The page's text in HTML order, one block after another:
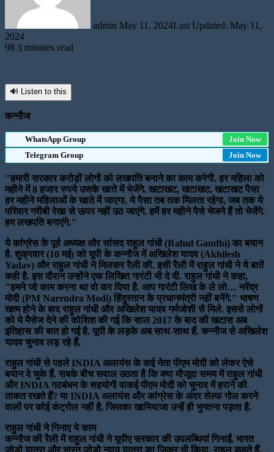
admin May 11, 2024Last Updated: May 11,
2024
98 3 minutes read
🔊 Listen to this
कन्नौज
WhatsApp Group
Join Now
Telegram Group
Join Now
"हमारी सरकार करोड़ों लोगों को लखपति बनाने का काम करेगी. हर महिला को
महीने में 8 हजार रुपये उसके खाते में भेजेंगे. खटाखट, खटाखट, खटाखट पैसा
हर महीने महिलाओं के खाते में जाएगा. ये पैसा तब तक मिलता रहेगा, जब तक ये
परिवार गरीबी रेखा से ऊपर नहीं उठ जाएंगे. हमें हर महीने पैसे भेजने हैं तो भेजेंगे.
हम लखपति बनाएंगे."
ये कांग्रेस के पूर्व अध्यक्ष और सांसद राहुल गांधी (Rahul Gandhi) का बयान
है. शुक्रवार (10 मई) को यूपी के कन्नौज में अखिलेश यादव (Akhilesh
Yadav) और राहुल गांधी ने मिलकर रैली की. इसी रैली में राहुल गांधी ने ये बातें
कही है. इस दौरान उन्होंने एक लिखित गारंटी भी दे दी. राहुल गांधी ने कहा,
"हमने जो काम करना था वो कर दिया है. आप गारंटी लिख के ले लो… नरेंद्र
मोदी (PM Narendra Modi) हिंदुस्तान के प्रधानमंत्री नहीं बनेंगे." भाषण
खत्म होने के बाद राहुल गांधी और अखिलेश यादव गर्मजोशी से मिले. इससे लोगों
को ये मैसेज देने की कोशिश की गई कि साल 2017 के बाद की खटास अब
इतिहास की बात हो गई है. यूपी के लड़के अब साथ-साथ हैं. कन्नौज से अखिलेश
यादव चुनाव लड़ रहे हैं.
राहुल गांधी से पहले INDIA अलायंस के कई नेता पीएम मोदी को लेकर ऐसे
बयान दे चुके हैं. सबके बीच सवाल उठता है कि क्या मौजूदा समय में राहुल गांधी
और INDIA गठबंधन के सहयोगी वाकई पीएम मोदी को चुनाव में हराने की
ताकत रखते हैं? या INDIA अलायंस और कांग्रेस के अंदर सेल्फ गोल करने
वालों पर कोई कंट्रोल नहीं है, जिसका खामियाजा उन्हें ही भुगतना पड़ता है.
राहुल गांधी ने गिनाए ये काम
कन्नौज की रैली में राहुल गांधी ने यूपीए सरकार की उपलब्धियां गिनाईं. भारत